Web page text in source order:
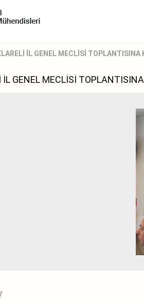
İL GENEL MECLİSİ TOPLANTISINA
İL GENEL MECLİSİ